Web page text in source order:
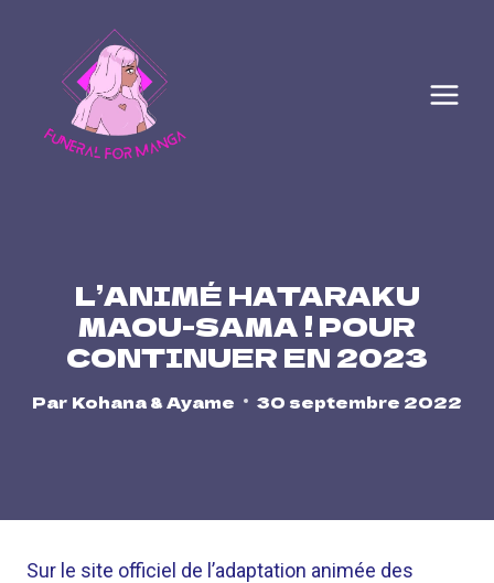
content
L’ANIMÉ HATARAKU
MAOU-SAMA ! POUR
CONTINUER EN 2023
Par Kohana & Ayame 30 septembre 2022
Sur le site officiel de l’adaptation animée des